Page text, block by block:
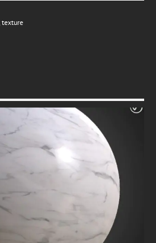
texture